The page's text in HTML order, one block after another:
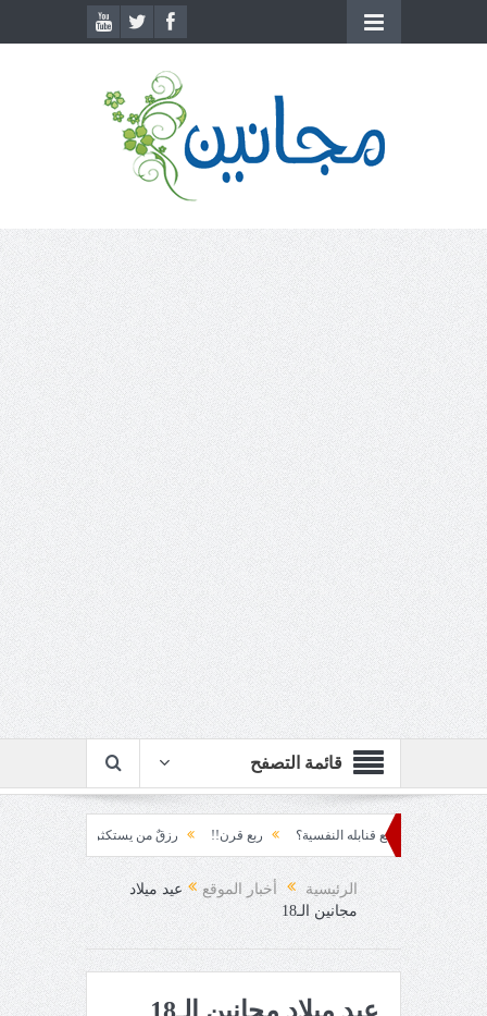
قائمة التصفح
قنابله النفسية؟ ربع قرن!! رزقٌ من يستكثره؟! منطق الأرضة
الرئيسية أخبار الموقع
عيد ميلاد
مجانين الـ18